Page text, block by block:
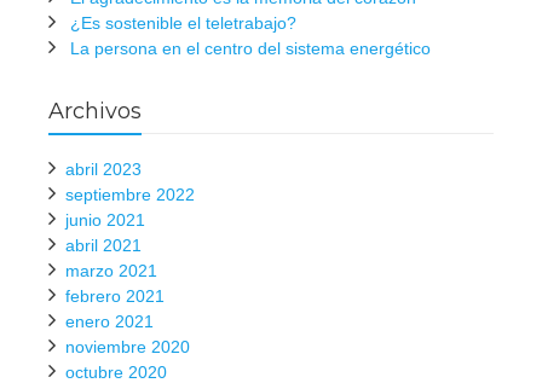
¿Es sostenible el teletrabajo?
La persona en el centro del sistema energético
Archivos
abril 2023
septiembre 2022
junio 2021
abril 2021
marzo 2021
febrero 2021
enero 2021
noviembre 2020
octubre 2020